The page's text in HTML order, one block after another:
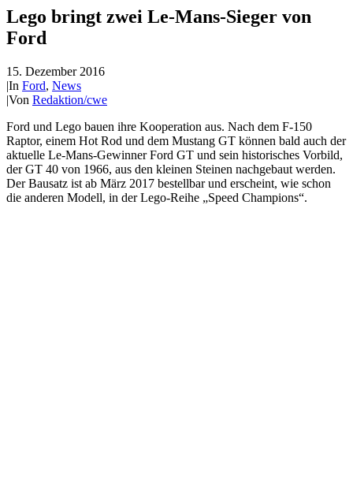
Lego bringt zwei Le-Mans-Sieger von
Ford
15. Dezember 2016
|In Ford, News
|Von Redaktion/cwe
Ford und Lego bauen ihre Kooperation aus. Nach dem F-150
Raptor, einem Hot Rod und dem Mustang GT können bald auch der
aktuelle Le-Mans-Gewinner Ford GT und sein historisches Vorbild,
der GT 40 von 1966, aus den kleinen Steinen nachgebaut werden.
Der Bausatz ist ab März 2017 bestellbar und erscheint, wie schon
die anderen Modell, in der Lego-Reihe „Speed Champions“.